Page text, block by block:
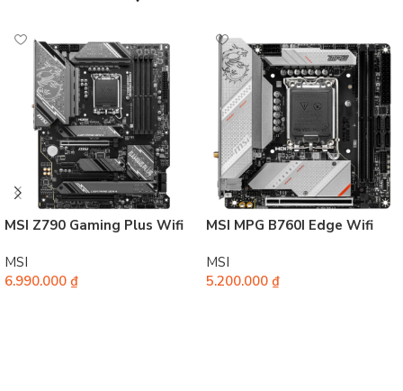
MSI Z790 Gaming Plus Wifi
MSI
6.990.000 ₫
MSI MPG B760I Edge Wifi
MSI
5.200.000 ₫